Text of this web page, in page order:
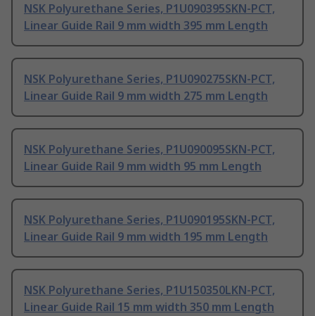
NSK Polyurethane Series, P1U090395SKN-PCT,
Linear Guide Rail 9 mm width 395 mm Length
NSK Polyurethane Series, P1U090275SKN-PCT,
Linear Guide Rail 9 mm width 275 mm Length
NSK Polyurethane Series, P1U090095SKN-PCT,
Linear Guide Rail 9 mm width 95 mm Length
NSK Polyurethane Series, P1U090195SKN-PCT,
Linear Guide Rail 9 mm width 195 mm Length
NSK Polyurethane Series, P1U150350LKN-PCT,
Linear Guide Rail 15 mm width 350 mm Length